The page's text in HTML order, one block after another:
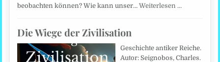
beobachten können? Wie kann unser…Weiterlesen …
Die Wiege der Zivilisation
Geschichte antiker Reiche.
Autor: Seignobos, Charles.